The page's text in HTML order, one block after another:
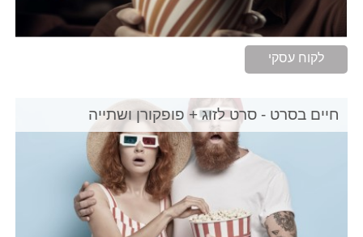
לקוח עסקי
חיים בסרט - סרט לזוג + פופקורן ושתייה